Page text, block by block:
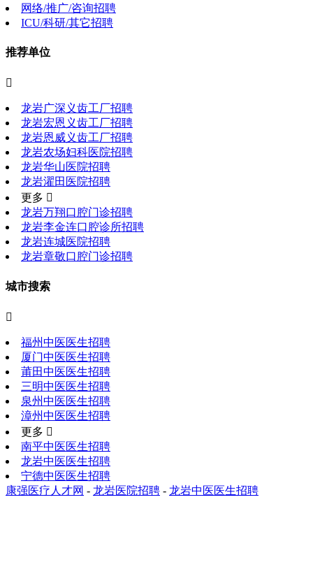
网络/推广/咨询招聘
ICU/科研/其它招聘
推荐单位

龙岩广深义齿工厂招聘
龙岩宏恩义齿工厂招聘
龙岩恩威义齿工厂招聘
龙岩农场妇科医院招聘
龙岩华山医院招聘
龙岩濯田医院招聘
更多 
龙岩万翔口腔门诊招聘
龙岩李金连口腔诊所招聘
龙岩连城医院招聘
龙岩章敬口腔门诊招聘
城市搜索

福州中医医生招聘
厦门中医医生招聘
莆田中医医生招聘
三明中医医生招聘
泉州中医医生招聘
漳州中医医生招聘
更多 
南平中医医生招聘
龙岩中医医生招聘
宁德中医医生招聘
康强医疗人才网 - 龙岩医院招聘 - 龙岩中医医生招聘